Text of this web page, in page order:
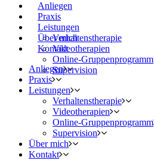
Anliegen
Praxis
Leistungen
Verhaltens­therapie
Videotherapien
Online-Gruppen­programm
Supervision
Über mich
Kontakt
Anliegen
Praxis
Leistungen
Verhaltens­therapie
Videotherapien
Online-Gruppen­programm
Supervision
Über mich
Kontakt